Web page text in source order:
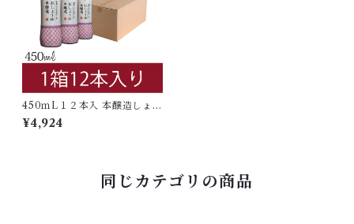
450ｍL１２本入 本醸造しょう
ゆ 密封ボトル
¥4,924
同じカテゴリの商品